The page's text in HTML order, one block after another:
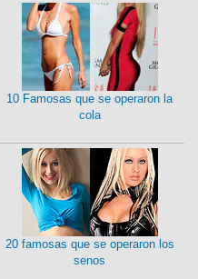
10 Famosas que se operaron la
cola
20 famosas que se operaron los
senos